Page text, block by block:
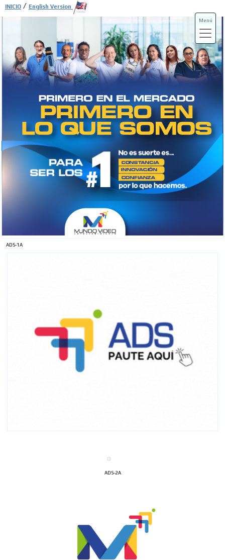
ADS-1A
ADS-2A
Menú
INICIO / English Version
ADS-3A
ADS-3B